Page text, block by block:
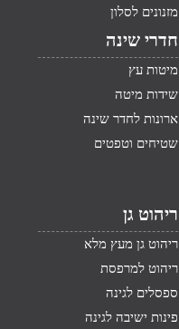
מזנונים לסלון
חדרי שינה
מיטות עץ
שידות מיטה
ארונות לחדר שינה
שטיחים וטפטים
ריהוט גן
ריהוט גן מעץ מלא
ריהוט למרפסת
ספסלים לגינה
פינות ישיבה לגינה